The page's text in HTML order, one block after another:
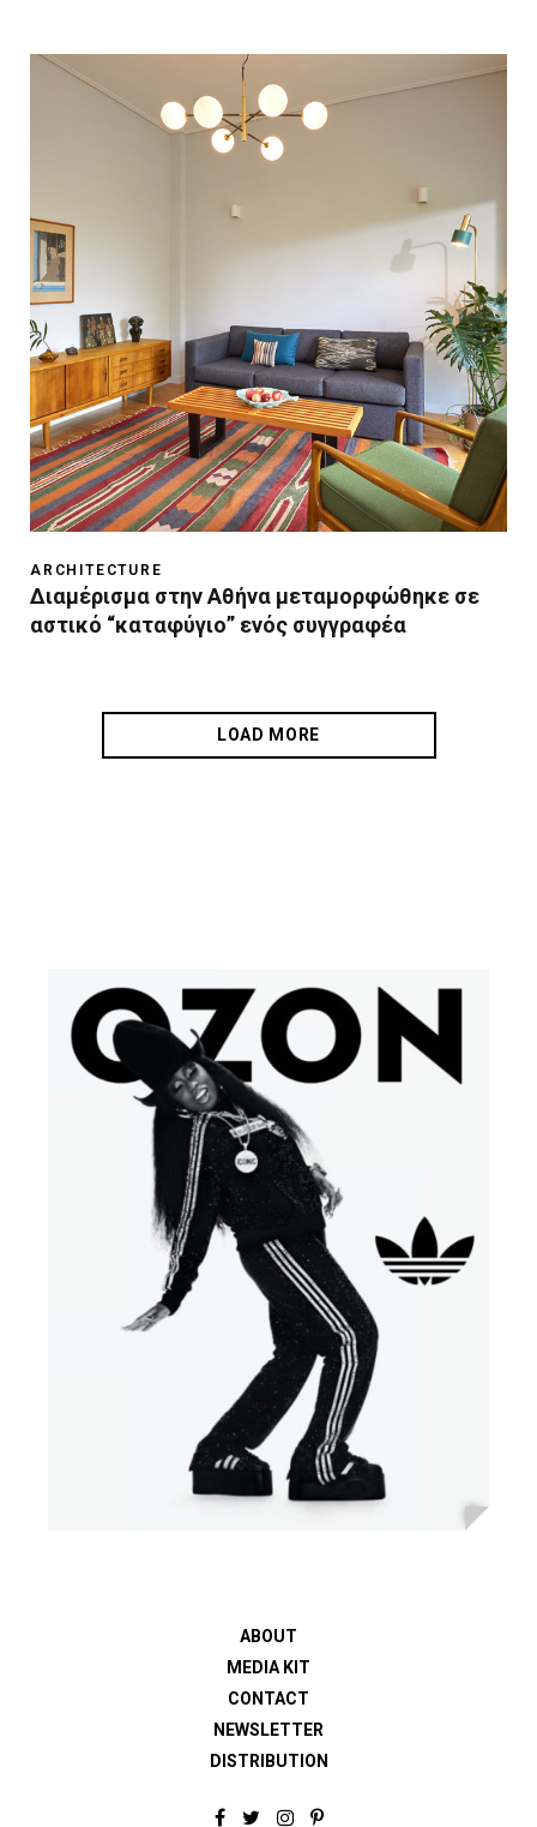
ARCHITECTURE
Διαμέρισμα στην Αθήνα μεταμορφώθηκε σε
αστικό “καταφύγιο” ενός συγγραφέα
LOAD MORE
ABOUT
MEDIA KIT
CONTACT
NEWSLETTER
DISTRIBUTION
F
T
I
P